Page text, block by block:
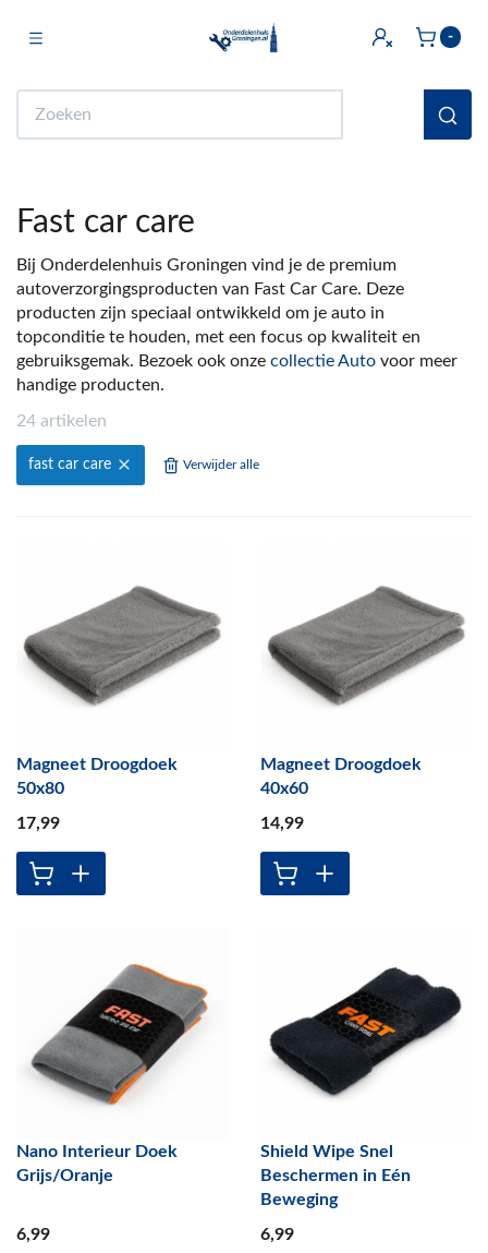
(Doe het zelf)
(Huishouden en Wonen)
(Sanitair)
(Keuken)
(Fiets)
(Witgoed Onderdelen)
Toggle navigation -
Fast car care
Bij Onderdelenhuis Groningen vind je de premium
autoverzorgingsproducten van Fast Car Care. Deze
producten zijn speciaal ontwikkeld om je auto in
topconditie te houden, met een focus op kwaliteit en
gebruiksgemak. Bezoek ook onze collectie Auto voor meer
handige producten.
24 artikelen
fast car care Verwijder alle
Magneet Droogdoek
50x80
17,99
Magneet Droogdoek
40x60
14,99
Nano Interieur Doek
Grijs/Oranje
6,99
Shield Wipe Snel
Beschermen in Eén
Beweging
6,99